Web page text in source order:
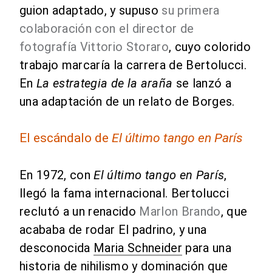
guion adaptado, y supuso su primera
colaboración con el director de
fotografía Vittorio Storaro, cuyo colorido
trabajo marcaría la carrera de Bertolucci.
En La estrategia de la araña se lanzó a
una adaptación de un relato de Borges.
El escándalo de El último tango en París
En 1972, conEl último tango en París,
llegó la fama internacional. Bertolucci
reclutó a un renacido Marlon Brando, que
acababa de rodar El padrino, y una
desconocida Maria Schneider para una
historia de nihilismo y dominación que